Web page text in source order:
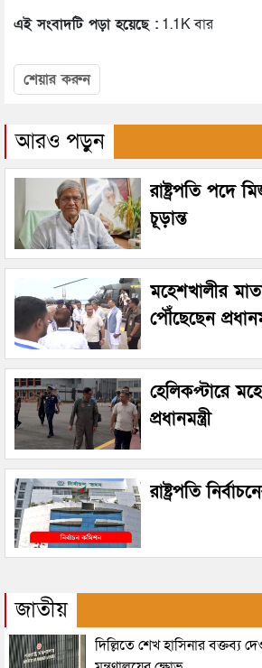
এই সংবাদটি পড়া হয়েছে : 1.1K বার
শেয়ার করুন
আরও পড়ুন
রাষ্ট্রপতি পদে
চূড়ান্ত
মহেশখালীর
পৌঁছেছেন
হেলিকপ্টারে
প্রধানমন্ত্রী
রাষ্ট্রপতি
জাতীয়
দিল্লিতে শেখ হাসিনার বক্তব্য